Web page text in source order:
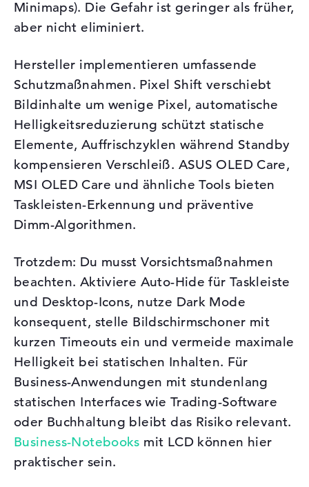
Minimaps). Die Gefahr ist geringer als früher,
aber nicht eliminiert.
Hersteller implementieren umfassende
Schutzmaßnahmen. Pixel Shift verschiebt
Bildinhalte um wenige Pixel, automatische
Helligkeitsreduzierung schützt statische
Elemente, Auffrischzyklen während Standby
kompensieren Verschleiß. ASUS OLED Care,
MSI OLED Care und ähnliche Tools bieten
Taskleisten-Erkennung und präventive
Dimm-Algorithmen.
Trotzdem: Du musst Vorsichtsmaßnahmen
beachten. Aktiviere Auto-Hide für Taskleiste
und Desktop-Icons, nutze Dark Mode
konsequent, stelle Bildschirmschoner mit
kurzen Timeouts ein und vermeide maximale
Helligkeit bei statischen Inhalten. Für
Business-Anwendungen mit stundenlang
statischen Interfaces wie Trading-Software
oder Buchhaltung bleibt das Risiko relevant.
Business-Notebooks mit LCD können hier
praktischer sein.